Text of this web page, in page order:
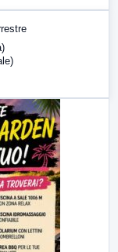
LabNews (replica)
LabNews (replica)